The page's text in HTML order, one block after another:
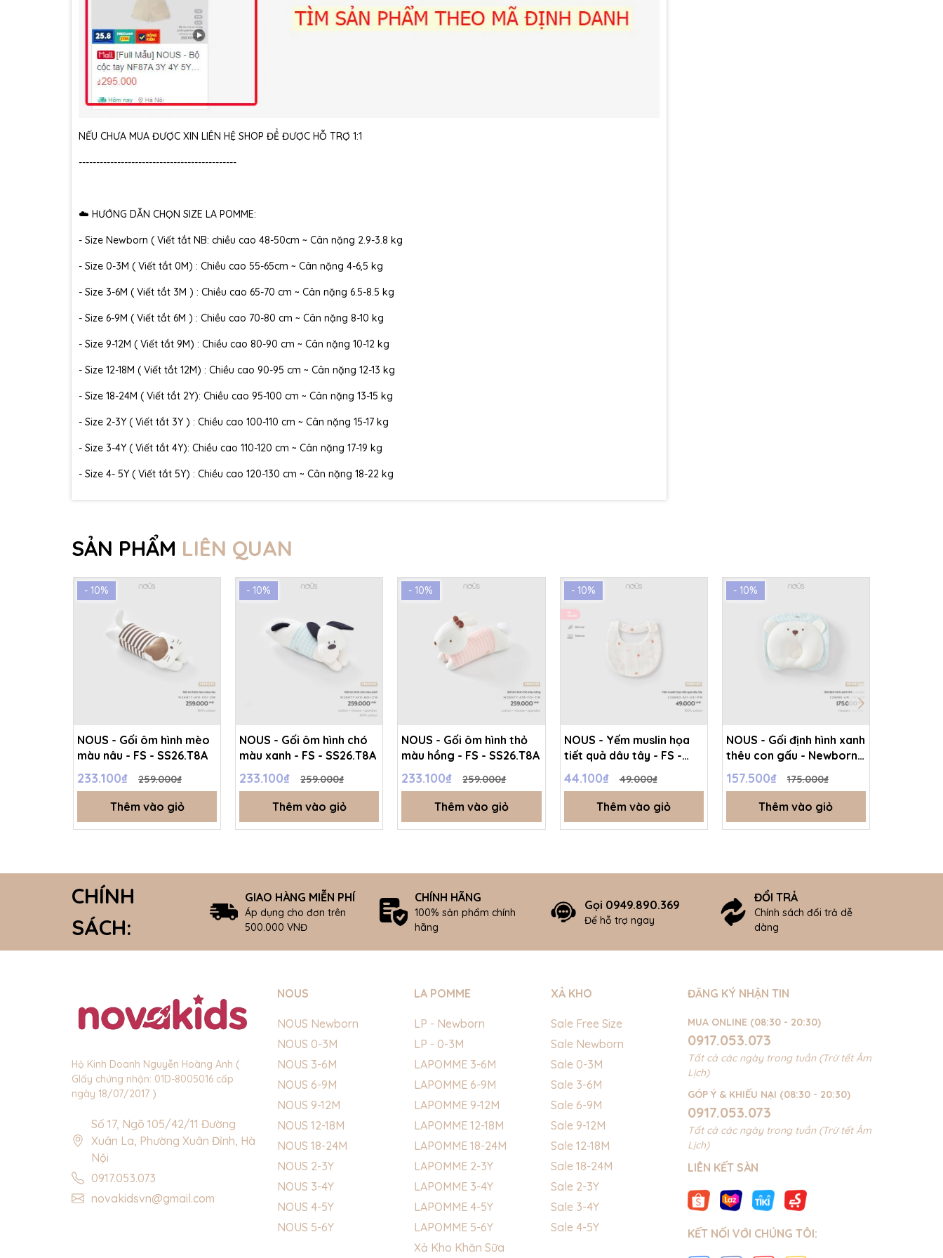
NẾU CHƯA MUA ĐƯỢC XIN LIÊN HỆ SHOP ĐỂ ĐƯỢC HỖ TRỢ 1:1
---------------------------------------------
☁️ HƯỚNG DẪN CHỌN SIZE LA POMME:
- Size Newborn ( Viết tắt NB: chiều cao 48-50cm ~ Cân nặng 2.9-3.8 kg
- Size 0-3M ( Viết tắt 0M) : Chiều cao 55-65cm ~ Cân nặng 4-6,5 kg
- Size 3-6M ( Viết tắt 3M ) : Chiều cao 65-70 cm ~ Cân nặng 6.5-8.5 kg
- Size 6-9M ( Viết tắt 6M ) : Chiều cao 70-80 cm ~ Cân nặng 8-10 kg
- Size 9-12M ( Viết tắt 9M) : Chiều cao 80-90 cm ~ Cân nặng 10-12 kg
- Size 12-18M ( Viết tắt 12M) : Chiều cao 90-95 cm ~ Cân nặng 12-13 kg
- Size 18-24M ( Viết tắt 2Y): Chiều cao 95-100 cm ~ Cân nặng 13-15 kg
- Size 2-3Y ( Viết tắt 3Y ) : Chiều cao 100-110 cm ~ Cân nặng 15-17 kg
- Size 3-4Y ( Viết tắt 4Y): Chiều cao 110-120 cm ~ Cân nặng 17-19 kg
- Size 4- 5Y ( Viết tắt 5Y) : Chiều cao 120-130 cm ~ Cân nặng 18-22 kg
SẢN PHẨM LIÊN QUAN
- 10%
NOUS - Gối ôm hình mèo
màu nâu - FS - SS26.T8A
233.100₫ 259.000₫
Thêm vào giỏ
- 10%
NOUS - Gối ôm hình chó
màu xanh - FS - SS26.T8A
233.100₫ 259.000₫
Thêm vào giỏ
- 10%
NOUS - Gối ôm hình thỏ
màu hồng - FS - SS26.T8A
233.100₫ 259.000₫
Thêm vào giỏ
- 10%
NOUS - Yếm muslin họa
tiết quả dâu tây - FS -
SS26.T8A
44.100₫ 49.000₫
Thêm vào giỏ
- 10%
NOUS - Gối định hình xanh
thêu con gấu - Newborn -
SS26.T8A
157.500₫ 175.000₫
Thêm vào giỏ
CHÍNH
SÁCH:
GIAO HÀNG MIỄN PHÍ
Áp dụng cho đơn trên
500.000 VNĐ
CHÍNH HÃNG
100% sản phẩm chính
hãng
Gọi 0949.890.369
Để hỗ trợ ngay
ĐỔI TRẢ
Chính sách đổi trả dễ
dàng
Hộ Kinh Doanh Nguyễn Hoàng Anh (
GIấy chứng nhận: 01D-8005016 cấp
ngày 18/07/2017 )
Số 17, Ngõ 105/42/11 Đường
Xuân La, Phường Xuân Đỉnh, Hà
Nội
0917.053.073
novakidsvn@gmail.com
NOUS
NOUS Newborn
NOUS 0-3M
NOUS 3-6M
NOUS 6-9M
NOUS 9-12M
NOUS 12-18M
NOUS 18-24M
NOUS 2-3Y
NOUS 3-4Y
NOUS 4-5Y
NOUS 5-6Y
LA POMME
LP - Newborn
LP - 0-3M
LAPOMME 3-6M
LAPOMME 6-9M
LAPOMME 9-12M
LAPOMME 12-18M
LAPOMME 18-24M
LAPOMME 2-3Y
LAPOMME 3-4Y
LAPOMME 4-5Y
LAPOMME 5-6Y
Xả Kho Khăn Sữa
XẢ KHO
Sale Free Size
Sale Newborn
Sale 0-3M
Sale 3-6M
Sale 6-9M
Sale 9-12M
Sale 12-18M
Sale 18-24M
Sale 2-3Y
Sale 3-4Y
Sale 4-5Y
ĐĂNG KÝ NHẬN TIN
MUA ONLINE (08:30 - 20:30)
0917.053.073
Tất cả các ngày trong tuần (Trừ tết Âm
Lịch)
GÓP Ý & KHIẾU NẠI (08:30 - 20:30)
0917.053.073
Tất cả các ngày trong tuần (Trừ tết Âm
Lịch)
LIÊN KẾT SÀN
KẾT NỐI VỚI CHÚNG TÔI: